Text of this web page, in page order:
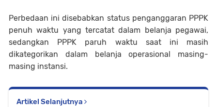
Perbedaan ini disebabkan status penganggaran PPPK
penuh waktu yang tercatat dalam belanja pegawai,
sedangkan PPPK paruh waktu saat ini masih
dikategorikan dalam belanja operasional masing-
masing instansi.
Artikel Selanjutnya